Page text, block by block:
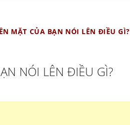
MẶT CỦA BẠN NÓI LÊN ĐIỀU GÌ?
NÓI LÊN ĐIỀU GÌ?